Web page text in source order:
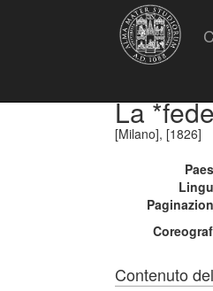
La
[Milano], [1826]
Contenuto